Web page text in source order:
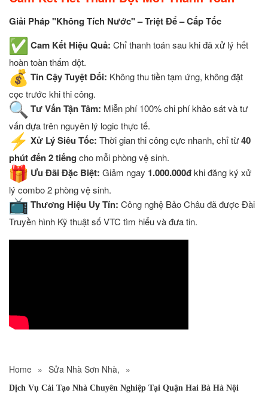
Giải Pháp "Không Tích Nước" – Triệt Để – Cấp Tốc
Cam Kết Hiệu Quả: Chỉ thanh toán sau khi đã xử lý hết
hoàn toàn thấm dột.
Tin Cậy Tuyệt Đối: Không thu tiền tạm ứng, không đặt
cọc trước khi thi công.
Tư Vấn Tận Tâm: Miễn phí 100% chi phí khảo sát và tư
vấn dựa trên nguyên lý logic thực tế.
Xử Lý Siêu Tốc: Thời gian thi công cực nhanh, chỉ từ40
phút đến 2 tiếng cho mỗi phòng vệ sinh.
Ưu Đãi Đặc Biệt: Giảm ngay 1.000.000đkhi đăng ký xử
lý combo 2 phòng vệ sinh.
Thương Hiệu Uy Tín: Công nghệ Bảo Châu đã được Đài
Truyền hình Kỹ thuật số VTC tìm hiểu và đưa tin.
Home » Sửa Nhà Sơn Nhà, »
Dịch Vụ Cải Tạo Nhà Chuyên Nghiệp Tại Quận Hai Bà Hà Nội